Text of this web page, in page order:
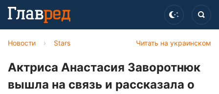
Читать на украинском
Новости › Stars
Актриса Анастасия Заворотнюк
вышла на связь и рассказала о